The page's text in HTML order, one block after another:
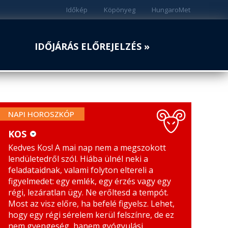
HungaroMet
Köpönyeg
Időkép
IDŐJÁRÁS ELŐREJELZÉS »
NAPI HOROSZKÓP
KOS
BIKA
IKREK
RÁK
MÉRLEG
SKORPIÓ
NYILAS
BAK
KOS
Kedves Kos! A mai nap nem a megszokott
lendületedről szól. Hiába ülnél neki a
feladataidnak, valami folyton eltereli a
figyelmedet: egy emlék, egy érzés vagy egy
régi, lezáratlan ügy. Ne erőltesd a tempót.
Most az visz előre, ha befelé figyelsz. Lehet,
hogy egy régi sérelem kerül felszínre, de ez